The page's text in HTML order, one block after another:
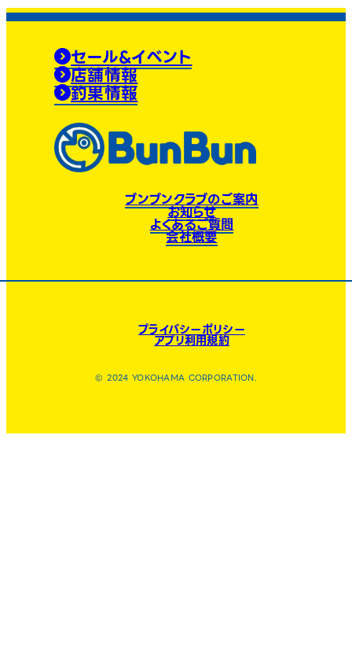
セール&イベント
店舗情報
釣果情報
ブンブンクラブのご案内
お知らせ
よくあるご質問
会社概要
プライバシーポリシー
アプリ利用規約
© 2024 YOKOHAMA CORPORATION.